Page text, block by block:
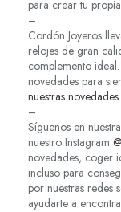
para crear tu
–
Cordón Joyeros
relojes de gran
complemento
novedades para
nuestras novedades
–
Síguenos en
nuestro Instagram
novedades, coger
incluso para
por nuestras redes
ayudarte a